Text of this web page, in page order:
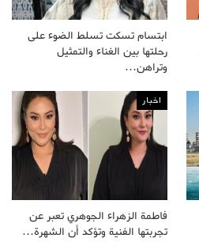
ابتسام تسكت تسلط الضوء على
رحلتها بين الغناء والتمثيل
وتراهن…
اخبار
فاطمة الزهراء الجوهري تعبر عن
تجربتها الفنية وتؤكد أن الشهرة…